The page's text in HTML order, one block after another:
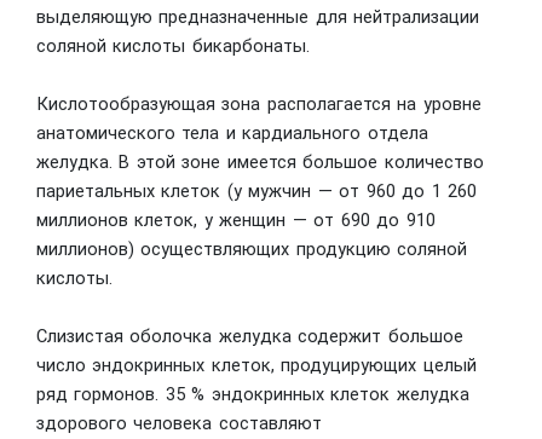
выделяющую предназначенные для нейтрализации
соляной кислоты бикарбонаты.
Кислотообразующая зона располагается на уровне
анатомического тела и кардиального отдела
желудка. В этой зоне имеется большое количество
париетальных клеток (у мужчин — от 960 до 1 260
миллионов клеток, у женщин — от 690 до 910
миллионов) осуществляющих продукцию соляной
кислоты.
Слизистая оболочка желудка содержит большое
число эндокринных клеток, продуцирующих целый
ряд гормонов. 35 % эндокринных клеток желудка
здорового человека составляют